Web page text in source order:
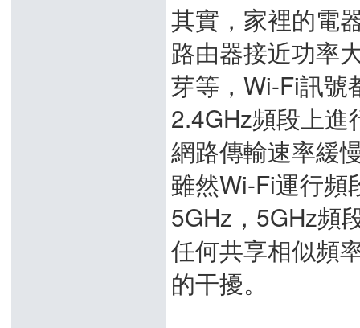
其實，家裡的電
路由器接近功率
芽等，Wi-Fi訊號
2.4GHz頻段上
網路傳輸速率緩
雖然Wi-Fi運行頻
5GHz，5GHz頻
任何共享相似頻
的干擾。